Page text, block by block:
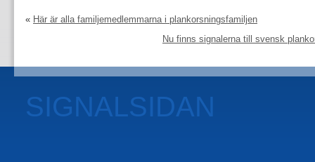
« Här är alla familjemedlemmarna i plankorsningsfamiljen
Nu finns signalerna till svensk
SIGNALSIDAN